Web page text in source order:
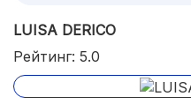
LUISA DERICO
Рейтинг: 5.0